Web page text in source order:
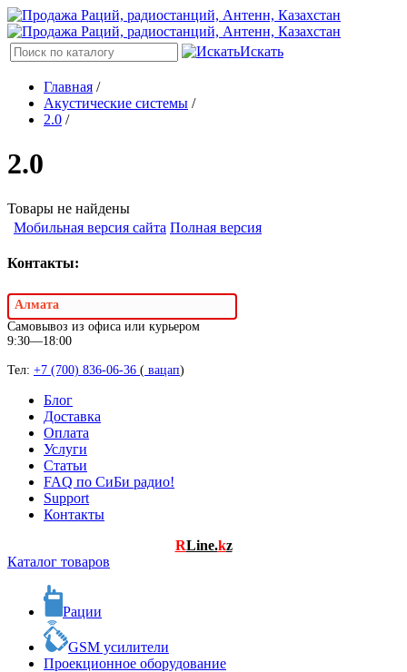
Искать
Главная /
Акустические системы /
2.0 /
2.0
Товары не найдены
Мобильная версия сайта Полная версия
Контакты:
Алмата
Самовывоз из офиса или курьером
9:30—18:00
Тел: +7 (700) 836-06-36 ( вацап)
Блог
Доставка
Оплата
Услуги
Статьи
FAQ по СиБи радио!
Support
Контакты
RLine.kz
Каталог товаров
Рации
GSM усилители
Проекционное оборудование